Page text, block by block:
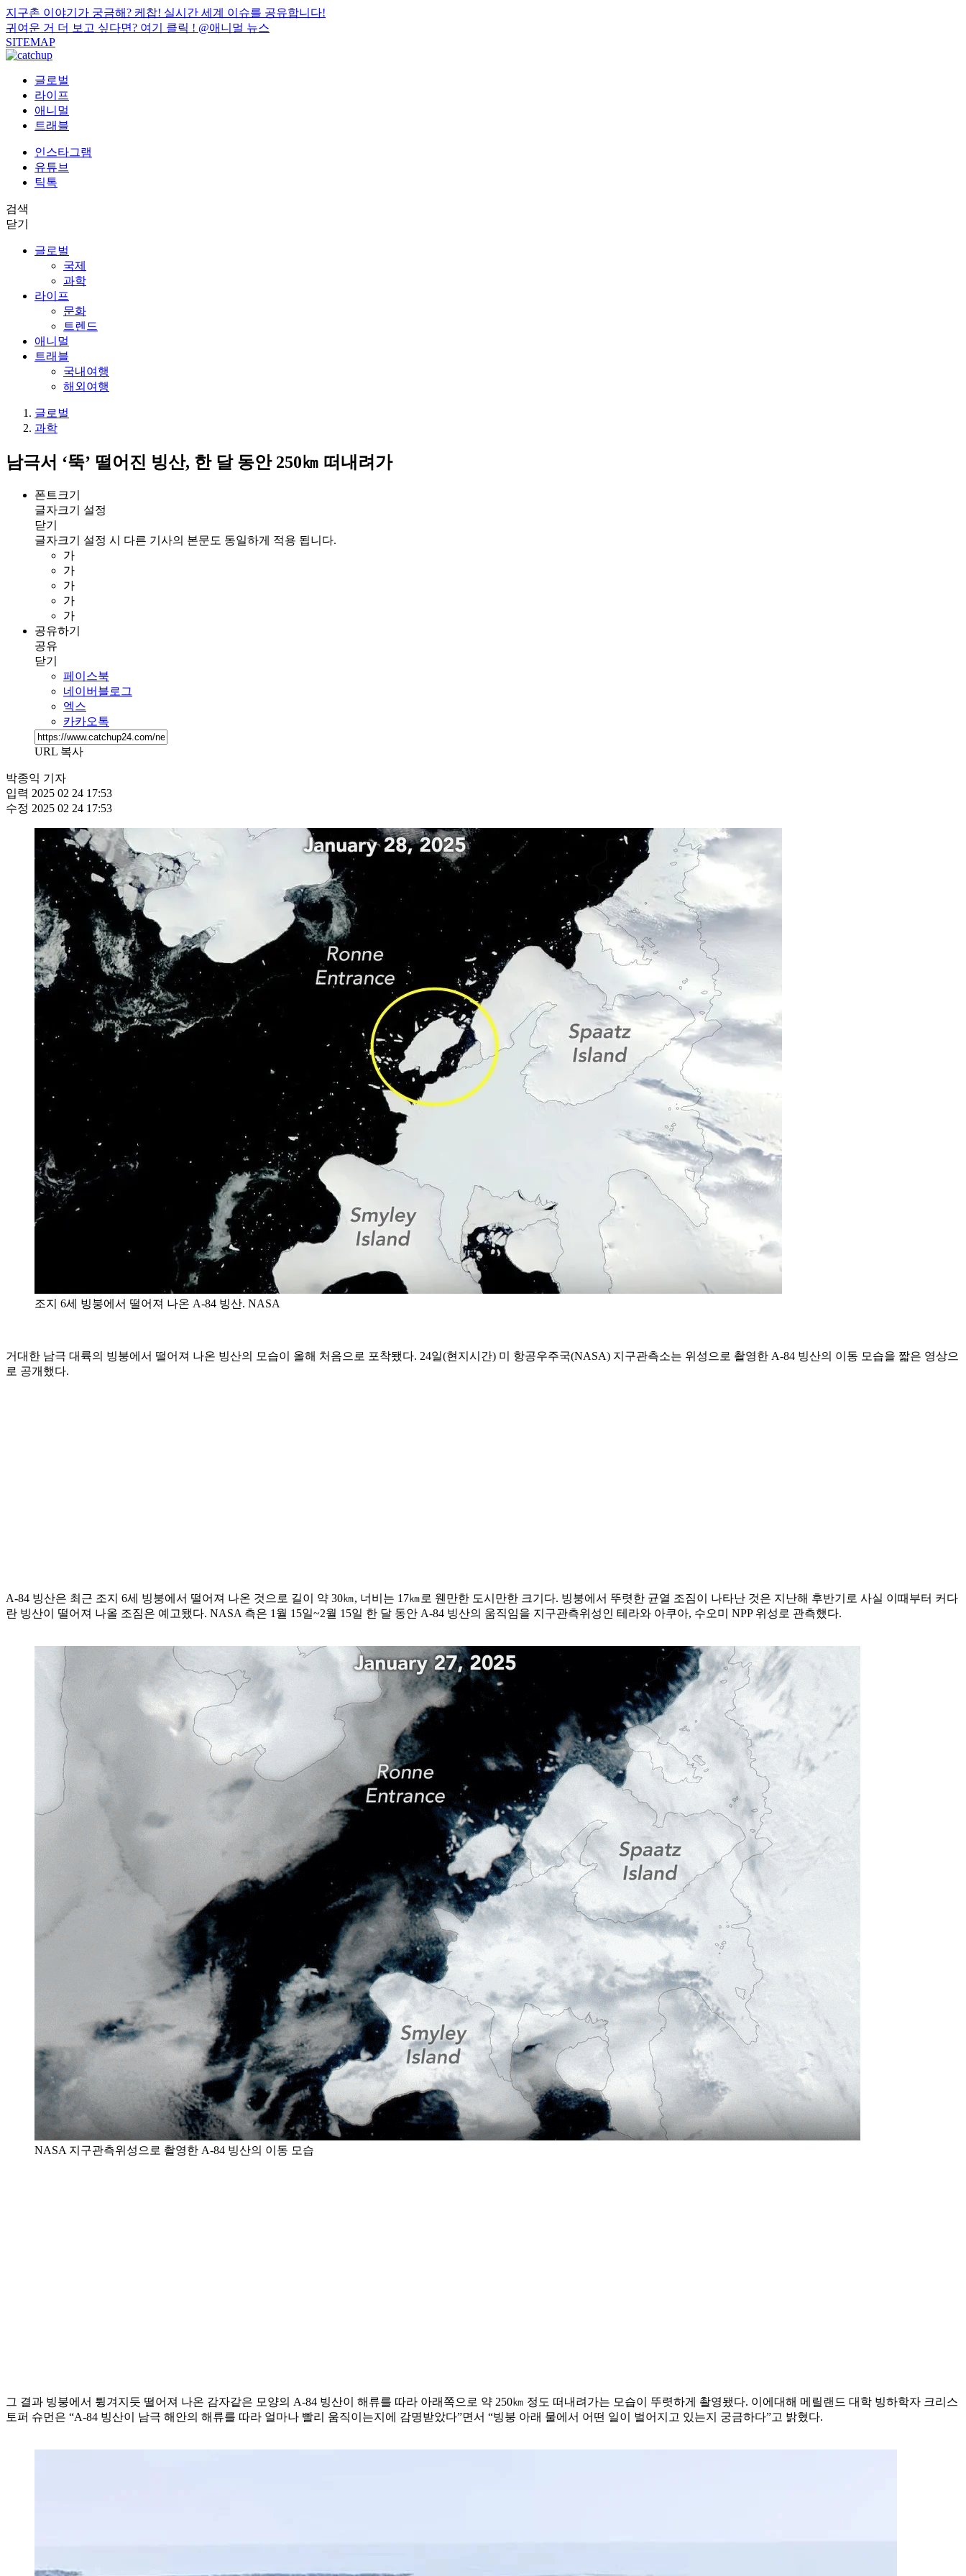
지구촌 이야기가 궁금해? 케찹! 실시간 세계 이슈를 공유합니다!
귀여운 거 더 보고 싶다면? 여기 클릭 ! @애니멀 뉴스
SITEMAP
글로벌
라이프
애니멀
트래블
인스타그램
유튜브
틱톡
검색
닫기
글로벌
국제
과학
라이프
문화
트렌드
애니멀
트래블
국내여행
해외여행
글로벌
과학
남극서 ‘뚝’ 떨어진 빙산, 한 달 동안 250㎞ 떠내려가
폰트크기
글자크기 설정
닫기
글자크기 설정 시 다른 기사의 본문도 동일하게 적용 됩니다.
가
가
가
가
가
공유하기
공유
닫기
페이스북
네이버블로그
엑스
카카오톡
URL 복사
박종익 기자
입력 2025 02 24 17:53
수정 2025 02 24 17:53
조지 6세 빙붕에서 떨어져 나온 A-84 빙산. NASA
거대한 남극 대륙의 빙붕에서 떨어져 나온 빙산의 모습이 올해 처음으로 포착됐다. 24일(현지시간) 미 항공우주국(NASA) 지구관측소는 위성으로 촬영한 A-84 빙산의 이동 모습을 짧은 영상으
로 공개했다.
A-84 빙산은 최근 조지 6세 빙붕에서 떨어져 나온 것으로 길이 약 30㎞, 너비는 17㎞로 웬만한 도시만한 크기다. 빙붕에서 뚜렷한 균열 조짐이 나타난 것은 지난해 후반기로 사실 이때부터 커다
란 빙산이 떨어져 나올 조짐은 예고됐다. NASA 측은 1월 15일~2월 15일 한 달 동안 A-84 빙산의 움직임을 지구관측위성인 테라와 아쿠아, 수오미 NPP 위성로 관측했다.
NASA 지구관측위성으로 촬영한 A-84 빙산의 이동 모습
그 결과 빙붕에서 튕겨지듯 떨어져 나온 감자같은 모양의 A-84 빙산이 해류를 따라 아래쪽으로 약 250㎞ 정도 떠내려가는 모습이 뚜렷하게 촬영됐다. 이에대해 메릴랜드 대학 빙하학자 크리스
토퍼 슈먼은 “A-84 빙산이 남극 해안의 해류를 따라 얼마나 빨리 움직이는지에 감명받았다”면서 “빙붕 아래 물에서 어떤 일이 벌어지고 있는지 궁금하다”고 밝혔다.